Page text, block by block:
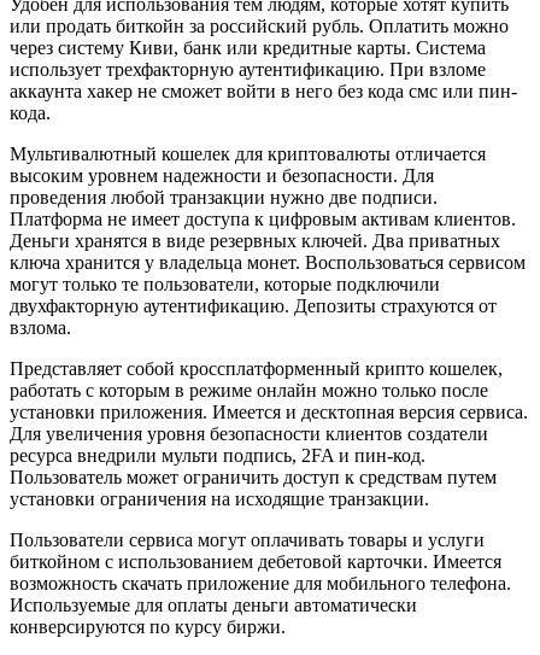
или продать биткойн за российский рубль. Оплатить можно
через систему Киви, банк или кредитные карты. Система
использует трехфакторную аутентификацию. При взломе
аккаунта хакер не сможет войти в него без кода смс или пин-
кода.
Мультивалютный кошелек для криптовалюты отличается
высоким уровнем надежности и безопасности. Для
проведения любой транзакции нужно две подписи.
Платформа не имеет доступа к цифровым активам клиентов.
Деньги хранятся в виде резервных ключей. Два приватных
ключа хранится у владельца монет. Воспользоваться сервисом
могут только те пользователи, которые подключили
двухфакторную аутентификацию. Депозиты страхуются от
взлома.
Представляет собой кроссплатформенный крипто кошелек,
работать с которым в режиме онлайн можно только после
установки приложения. Имеется и десктопная версия сервиса.
Для увеличения уровня безопасности клиентов создатели
ресурса внедрили мульти подпись, 2FA и пин-код.
Пользователь может ограничить доступ к средствам путем
установки ограничения на исходящие транзакции.
Пользователи сервиса могут оплачивать товары и услуги
биткойном с использованием дебетовой карточки. Имеется
возможность скачать приложение для мобильного телефона.
Используемые для оплаты деньги автоматически
конверсируются по курсу биржи.